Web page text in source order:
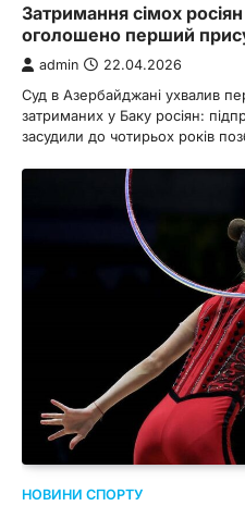
Затримання сімох
оголошено перший
admin 22.04.2026
Суд в Азербайджані ухвалив
затриманих у Баку росіян:
засудили до чотирьох років
НОВИНИ СПОРТУ